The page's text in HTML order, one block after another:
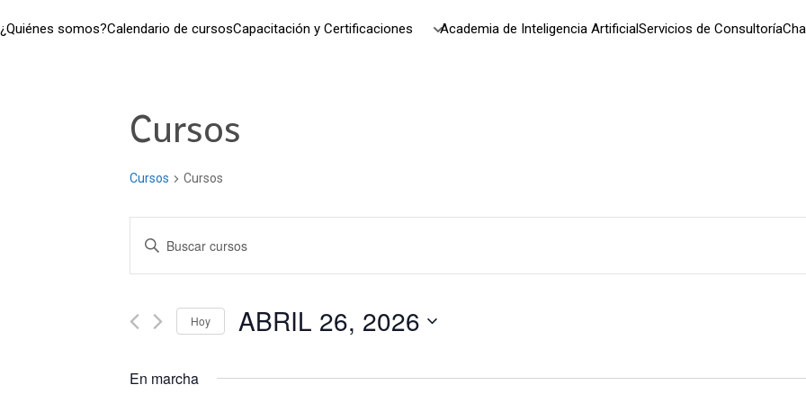
¿Quiénes somos?Calendario de cursosCapacitación y Certificaciones Academia de Inteligencia ArtificialServicios de Consultoría
Cursos
Cursos Cursos
Navegación
de
búsqueda
y
Introduce
Busca
para
Hoy ABRIL 26, 2026
En marcha